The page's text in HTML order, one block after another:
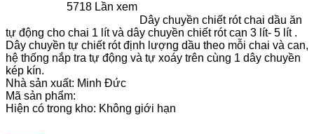
5718 Lần xem
Dây chuyền chiết rót chai dầu ăn
tự động cho chai 1 lít và dây chuyền chiết rót can 3 lít- 5 lít .
Dây chuyền tự chiết rót định lượng dầu theo mỗi chai và can,
hệ thống nắp tra tự động và tự xoáy trên cùng 1 dây chuyền
kép kín.
Nhà sản xuất: Minh Đức
Mã sản phẩm:
Hiện có trong kho: Không giới hạn